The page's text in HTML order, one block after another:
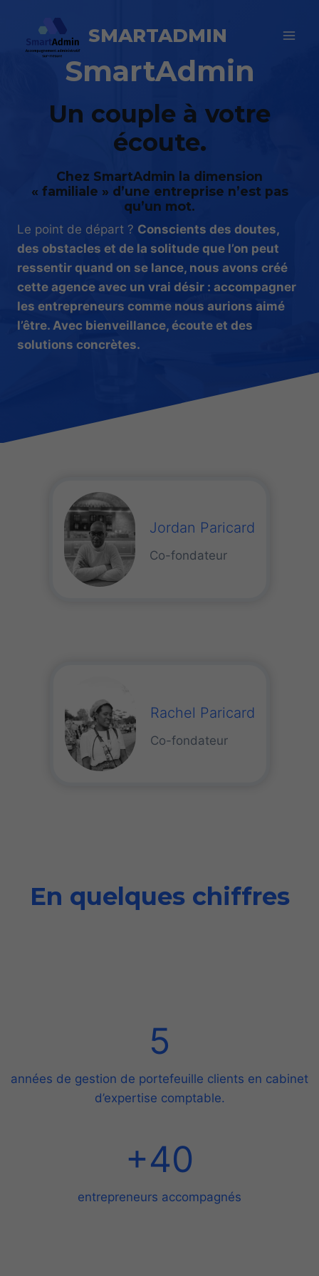
contenu
SMARTADMIN
SmartAdmin
Un couple à votre
écoute.
Chez SmartAdmin la dimension
« familiale » d’une entreprise n’est pas
qu’un mot.
Le point de départ ? Conscients des doutes,
des obstacles et de la solitude que l’on peut
ressentir quand on se lance, nous avons créé
cette agence avec un vrai désir : accompagner
les entrepreneurs comme nous aurions aimé
l’être. Avec bienveillance, écoute et des
solutions concrètes.
Jordan Paricard
Co-fondateur
Rachel Paricard
Co-fondateur
En quelques chiffres
5
années de gestion de portefeuille clients en cabinet
d’expertise comptable.
+40
entrepreneurs accompagnés